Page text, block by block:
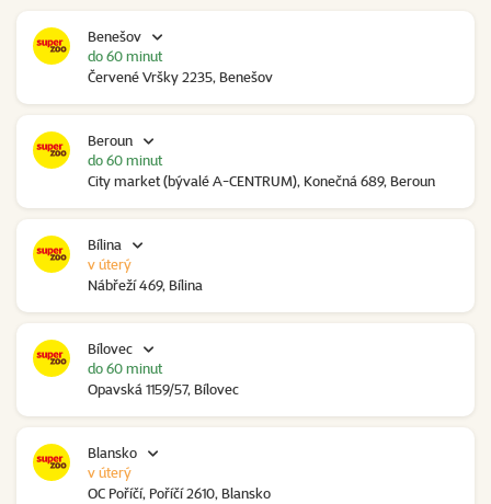
Benešov
Červené Vršky 2235, Benešov
do 60 minut
Beroun
City market (bývalé A-CENTRUM), Konečná 689, Beroun
do 60 minut
Bílina
Nábřeží 469, Bílina
v úterý
Bílovec
Opavská 1159/57, Bílovec
do 60 minut
Blansko
OC Poříčí, Poříčí 2610, Blansko
v úterý